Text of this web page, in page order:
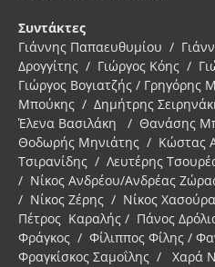
Συντάκτες
Γιάννης Παπαευθυμίου /
Δρογγίτης / Γιώργος Κόης /
Γιώργος Βογιατζής /
Μπούκης / Δημήτρης
Έλενα Βασιλάκη / Θανάσης
Θοδωρής Μηνιάτης / Κώστας
Τσιρανίδης / Λευτέρης
/ Νίκος Ανδρέου/Ανδρέας
/ Νίκος Ζέρης / Νίκος
Πέτρος Καραλής / Πάνος
Φράγκος / Φίλιππος Φίλης /
Φραγκίσκος Σαμοΐλης / Χαρά